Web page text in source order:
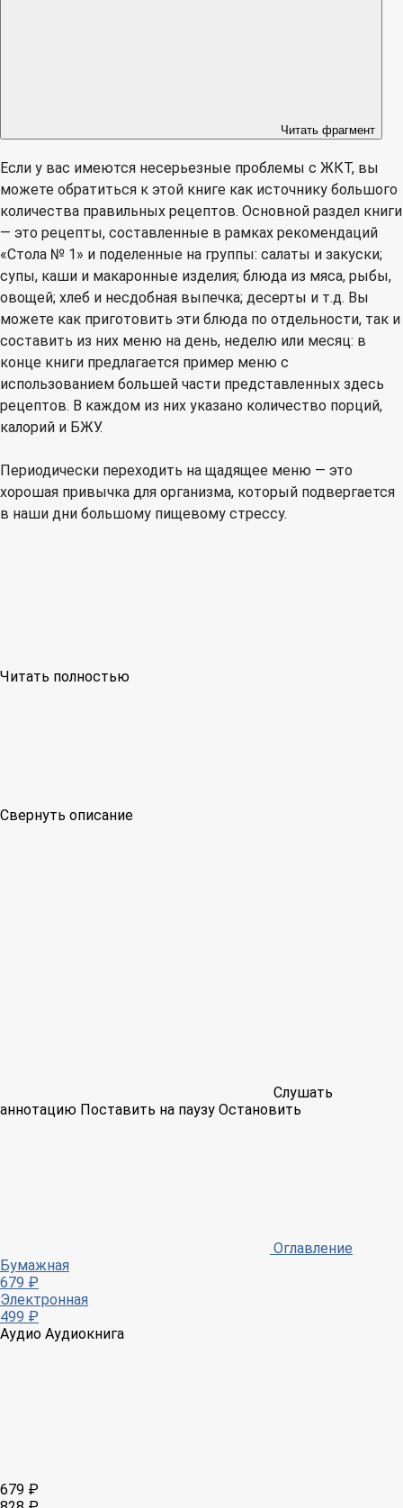
Читать фрагмент
Если у вас имеются несерьезные проблемы с ЖКТ, вы
можете обратиться к этой книге как источнику большого
количества правильных рецептов. Основной раздел книги
— это рецепты, составленные в рамках рекомендаций
«Стола № 1» и поделенные на группы: салаты и закуски;
супы, каши и макаронные изделия; блюда из мяса, рыбы,
овощей; хлеб и несдобная выпечка; десерты и т.д. Вы
можете как приготовить эти блюда по отдельности, так и
составить из них меню на день, неделю или месяц: в
конце книги предлагается пример меню с
использованием большей части представленных здесь
рецептов. В каждом из них указано количество порций,
калорий и БЖУ.
Периодически переходить на щадящее меню — это
хорошая привычка для организма, который подвергается
в наши дни большому пищевому стрессу.
Читать полностью
Свернуть описание
Слушать
аннотацию Поставить на паузу Остановить
Оглавление
Бумажная
679 ₽
Электронная
499 ₽
Аудио Аудиокнига
679 ₽